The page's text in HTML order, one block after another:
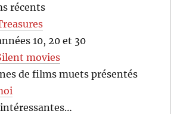
récents
10, 20 et 30
movies
de films muets présentés